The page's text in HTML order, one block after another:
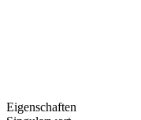
Eigenschaften